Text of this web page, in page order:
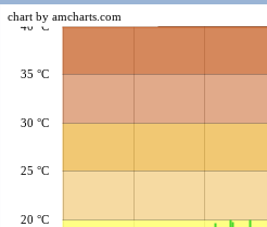
20 °C
25 °C
30 °C
35 °C
40 °C
chart by amcharts.com